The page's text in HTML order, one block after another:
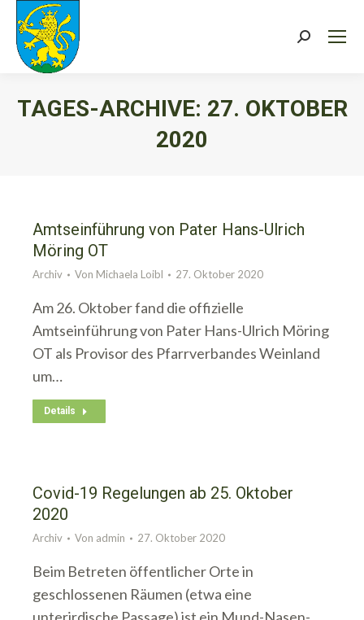
Search:
TAGES-ARCHIVE: 27. OKTOBER
2020
Amtseinführung von Pater Hans-Ulrich
Möring OT
Archiv Von Michaela Loibl 27. Oktober 2020
Am 26. Oktober fand die offizielle
Amtseinführung von Pater Hans-Ulrich Möring
OT als Provisor des Pfarrverbandes Weinland
um…
Details
Covid-19 Regelungen ab 25. Oktober
2020
Archiv Von admin 27. Oktober 2020
Beim Betreten öffentlicher Orte in
geschlossenen Räumen (etwa eine